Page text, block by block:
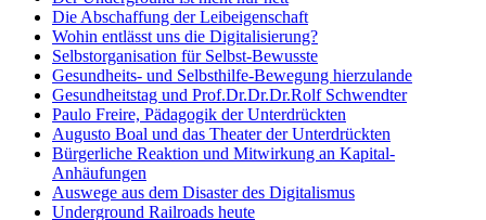
Die Abschaffung der Leibeigenschaft
Wohin entlässt uns die Digitalisierung?
Selbstorganisation für Selbst-Bewusste
Gesundheits- und Selbsthilfe-Bewegung hierzulande
Gesundheitstag und Prof.Dr.Dr.Dr.Rolf Schwendter
Paulo Freire, Pädagogik der Unterdrückten
Augusto Boal und das Theater der Unterdrückten
Bürgerliche Reaktion und Mitwirkung an Kapital-
Anhäufungen
Auswege aus dem Disaster des Digitalismus
Underground Railroads heute